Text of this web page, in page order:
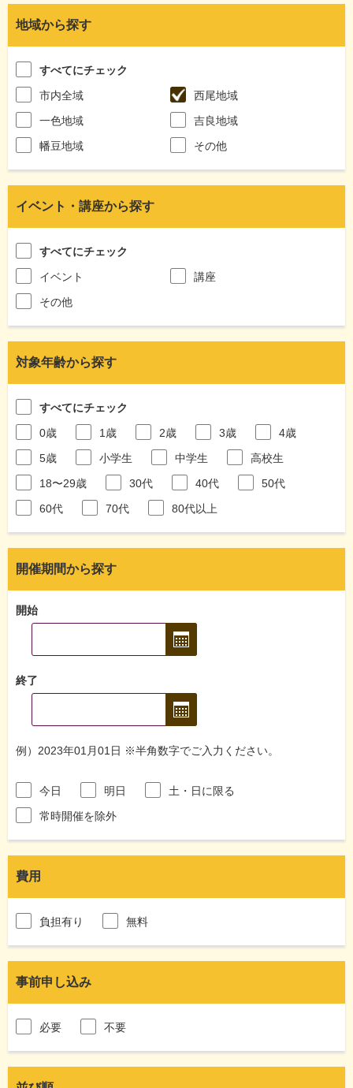
地域から探す
すべてにチェック
市内全域
西尾地域
一色地域
吉良地域
幡豆地域
その他
イベント・講座から探す
すべてにチェック
イベント
講座
その他
対象年齢から探す
すべてにチェック
0歳
1歳 2歳 3歳
4歳
5歳
小学生 中学生
高校生
18〜29歳
30代 40代
50代
60代
70代 80代以上
開催期間から探す
開始
終了
例）2023年01月01日 ※半角数字でご入力ください。
今日 明日
土・日に限る
常時開催を除外
費用
負担有り 無料
事前申し込み
必要 不要